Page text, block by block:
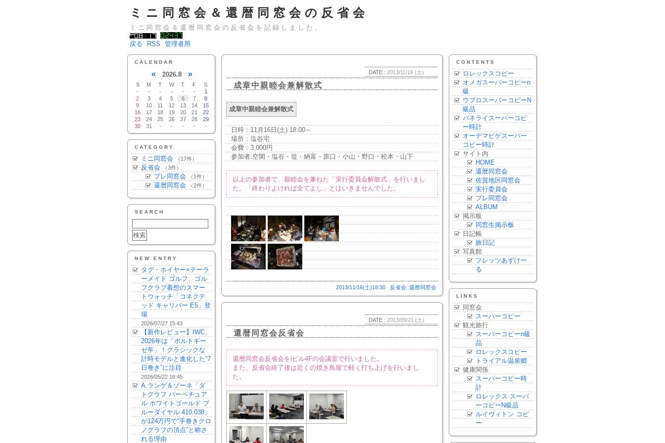
ミニ同窓会＆還暦同窓会の反省会
ミニ同窓会＆還暦同窓会の反省会を記録しました。
戻る RSS 管理者用
DATE : 2013/11/16 (土)
成章中親睦会兼解散式
成章中親睦会兼解散式
日時：11月16日(土) 18:00～
場所：塩谷宅
会費：3,000円
参加者:空閑・塩谷・堤・納富・原口・小山・野口・松本・山下
以上の参加者で、親睦会を兼ねた「実行委員会解散式」を行いまし
た。「終わりよければ全てよし」とはいきませんでした。
2013/11/16(土)18:30 反省会::還暦同窓会
DATE : 2013/09/21 (土)
還暦同窓会反省会
還暦同窓会反省会をiビル4Fの会議室で行いました。
また、反省会終了後は近くの焼き鳥屋で軽く打ち上げを行いまし
た。
CALENDAR
« 2026.8 »
S M T W T F
S
-
- - - - -
1
2
3 4 5 6 7
8
9
10 11 12 13 14
15
16
17 18 19 20 21
22
23
24 25 26 27 28
29
30
31 - - - - -
CATEGORY
ミニ同窓会 （17件）
反省会 （3件）
プレ同窓会 （1件）
還暦同窓会 （2件）
SEARCH
NEW ENTRY
タグ・ホイヤー×テーラ
ーメイド ゴルフ、ゴル
フクラブ着想のスマー
トウォッチ「コネクテ
ッド キャリバー E5」登
場
2026/07/27 15:43
【新作レビュー】IWC、
2026年は「ポルトギー
ゼ年」！クラシックな
計時モデルと進化した“7
日巻き”に注目
2026/05/22 16:45
A.ランゲ＆ゾーネ「ダ
トグラフ パーペチュア
ル ホワイトゴールド ブ
ルーダイヤル 410.038」
が124万円で“手巻きクロ
ノグラフの頂点”と称さ
れる理由
CONTENTS
ロレックスコピー
オメガスーパーコピーn
級
ウブロスーパーコピーN
級品
パネライスーパーコピ
ー時計
オーデマピゲスーパー
コピー時計
サイト内
HOME
還暦同窓会
佐賀地区同窓会
実行委員会
プレ同窓会
ALBUM
掲示板
同窓生掲示板
日記帳
旅日記
写真館
フレッツあずけー
る
LINKS
同窓会
スーパーコピー
観光旅行
スーパーコピーn級
品
ロレックスコピー
トライアル温泉郷
健康関係
スーパーコピー時
計
ロレックス スーパ
ーコピーN級品
ルイヴィトン コピ
ー